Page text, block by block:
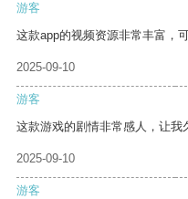
游客
这款app的视频资源非常丰富，
2025-09-10
游客
这款游戏的剧情非常感人，让我
2025-09-10
游客